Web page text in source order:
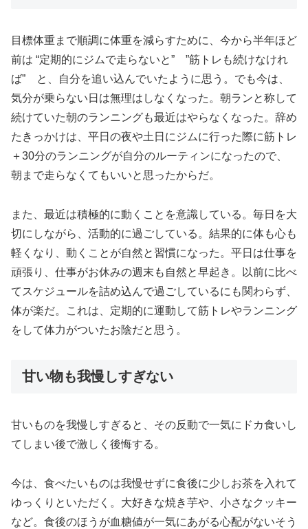
目標体重まで順調に体重を減らすために、今から半年ほど
前は “定期的にジムで走らないと” ”筋トレも続けなけれ
ば” と、自分を追い込んでいたように思う。でも今は、
気分が乗らない日は無理はしなくなった。朝ランと称して
続けていた朝のランニングも最近はやらなくなった。辞め
たきっかけは、平日の夜や土日にジムに行った際に筋トレ
＋30分のランニングが自分のルーティンになったので、
朝まで走らなくてもいいと思ったからだ。
また、最近は積極的に動くことを意識している。毎日を大
切にしながら、活動的に過ごしている。結果的に体も心も
軽くなり、動くことが自然と習慣になった。平日は仕事を
頑張り、仕事がお休みの週末も自然と早起き。以前に比べ
てスケジュールを詰め込んで過ごしているにも関わらず、
体が楽だ。これは、定期的に運動して筋トレやランニング
をして体力がついたお陰だと思う。
甘い物も我慢しすぎない
甘いものを我慢しすぎると、その反動で一気にドカ食いし
てしまい後で激しく後悔する。
今は、食べたいものは我慢せずに食後に少しお茶を入れて
ゆっくりといただく。大好きな焼き芋や、小さなクッキー
など。食後のほうが血糖値が一気にあがる心配がないそう